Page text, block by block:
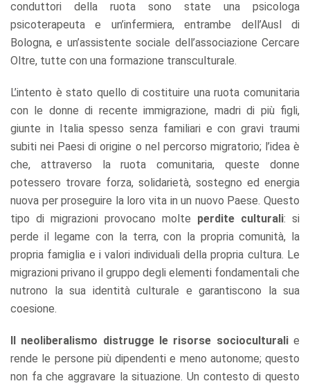
conduttori della ruota sono state una psicologa
psicoterapeuta e un’infermiera, entrambe dell’Ausl di
Bologna, e un’assistente sociale dell’associazione Cercare
Oltre, tutte con una formazione transculturale.
L’intento è stato quello di costituire una ruota comunitaria
con le donne di recente immigrazione, madri di più figli,
giunte in Italia spesso senza familiari e con gravi traumi
subiti nei Paesi di origine o nel percorso migratorio; l’idea è
che, attraverso la ruota comunitaria, queste donne
potessero trovare forza, solidarietà, sostegno ed energia
nuova per proseguire la loro vita in un nuovo Paese. Questo
tipo di migrazioni provocano molte perdite culturali: si
perde il legame con la terra, con la propria comunità, la
propria famiglia e i valori individuali della propria cultura. Le
migrazioni privano il gruppo degli elementi fondamentali che
nutrono la sua identità culturale e garantiscono la sua
coesione.
Il neoliberalismo distrugge le risorse socioculturalie
rende le persone più dipendenti e meno autonome; questo
non fa che aggravare la situazione. Un contesto di questo